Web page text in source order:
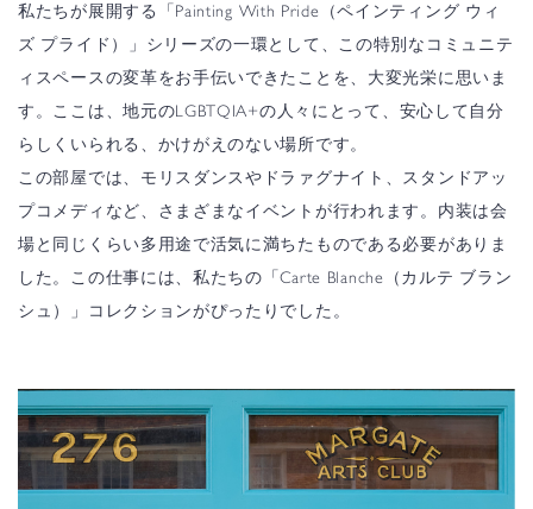
私たちが展開する「Painting With Pride（ペインティング ウィ
ズ プライド）」シリーズの一環として、この特別なコミュニテ
ィスペースの変革をお手伝いできたことを、大変光栄に思いま
す。ここは、地元のLGBTQIA+の人々にとって、安心して自分
らしくいられる、かけがえのない場所です。
この部屋では、モリスダンスやドラァグナイト、スタンドアッ
プコメディなど、さまざまなイベントが行われます。内装は会
場と同じくらい多用途で活気に満ちたものである必要がありま
した。この仕事には、私たちの「Carte Blanche（カルテ ブラン
シュ）」コレクションがぴったりでした。